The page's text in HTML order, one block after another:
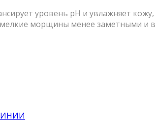
уровень рН и увлажняет кожу,
морщины менее заметными и